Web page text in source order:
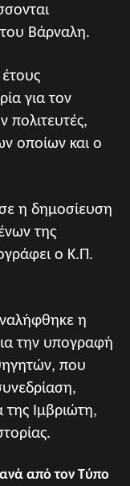
του Βάρναλη.
για τον
οποίων και ο
η δημοσίευση
της
ο Κ.Π.
η
την υπογραφή
που
Ιμβριώτη,
από τον Τύπο